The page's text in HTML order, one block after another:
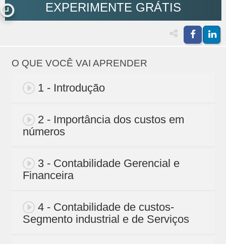
EXPERIMENTE GRÁTIS
O QUE VOCÊ VAI APRENDER
1 - Introdução
2 - Importância dos custos em
números
3 - Contabilidade Gerencial e
Financeira
4 - Contabilidade de custos-
Segmento industrial e de Serviços